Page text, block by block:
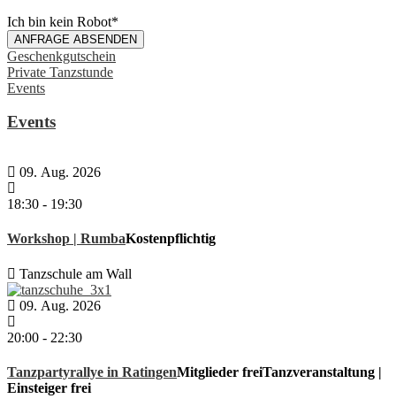
Ich bin kein Robot*
ANFRAGE ABSENDEN
Geschenkgutschein
Private Tanzstunde
Events
Events
09. Aug. 2026
18:30 - 19:30
Workshop | RumbaKostenpflichtig
Tanzschule am Wall
09. Aug. 2026
20:00 - 22:30
Tanzpartyrallye in RatingenMitglieder freiTanzveranstaltung |
Einsteiger frei